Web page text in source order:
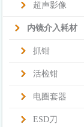
超声影像
内镜介入耗材
抓钳
活检钳
电圈套器
ESD刀